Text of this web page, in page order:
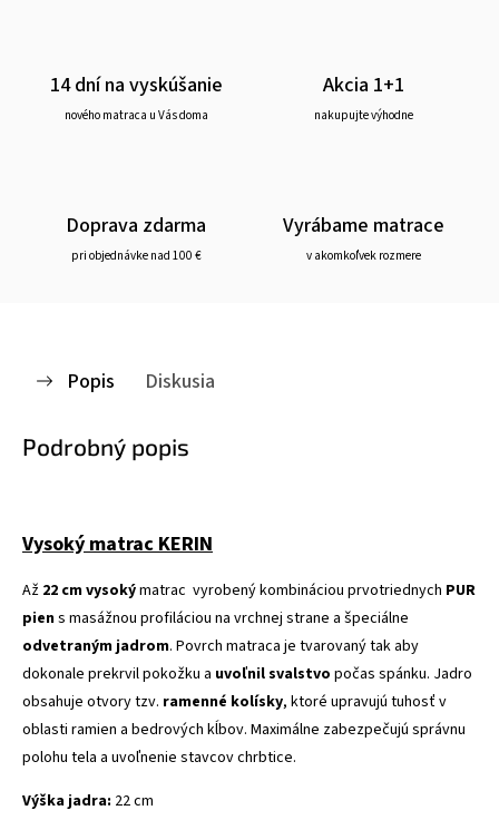
14 dní na vyskúšanie
nového matraca u Vás doma
Akcia 1+1
nakupujte výhodne
Doprava zdarma
pri objednávke nad 100 €
Vyrábame matrace
v akomkoľvek rozmere
Popis Diskusia
Podrobný popis
Vysoký matrac KERIN
Až 22 cm vysokýmatrac vyrobený kombináciou prvotriednych PUR
piens masážnou profiláciou na vrchnej strane a špeciálne
odvetraným jadrom. Povrch matraca je tvarovaný tak aby
dokonale prekrvil pokožku a uvoľnil svalstvo počas spánku. Jadro
obsahuje otvory tzv. ramenné kolísky, ktoré upravujú tuhosť v
oblasti ramien a bedrových kĺbov. Maximálne zabezpečujú správnu
polohu tela a uvoľnenie stavcov chrbtice.
Výška jadra: 22 cm